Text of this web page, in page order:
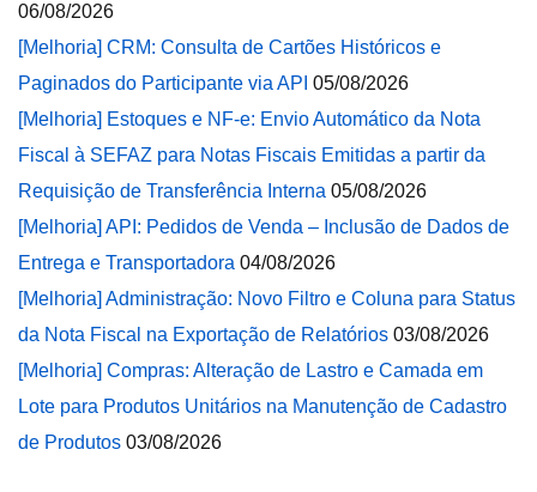
06/08/2026
[Melhoria] CRM: Consulta de Cartões Históricos e
Paginados do Participante via API 05/08/2026
[Melhoria] Estoques e NF-e: Envio Automático da Nota
Fiscal à SEFAZ para Notas Fiscais Emitidas a partir da
Requisição de Transferência Interna 05/08/2026
[Melhoria] API: Pedidos de Venda – Inclusão de Dados de
Entrega e Transportadora 04/08/2026
[Melhoria] Administração: Novo Filtro e Coluna para Status
da Nota Fiscal na Exportação de Relatórios 03/08/2026
[Melhoria] Compras: Alteração de Lastro e Camada em
Lote para Produtos Unitários na Manutenção de Cadastro
de Produtos 03/08/2026